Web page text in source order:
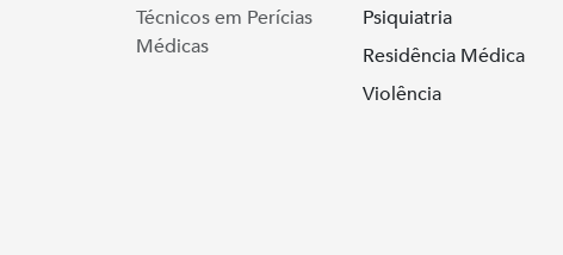
Técnicos em Perícias
Médicas
Psiquiatria
Residência Médica
Violência